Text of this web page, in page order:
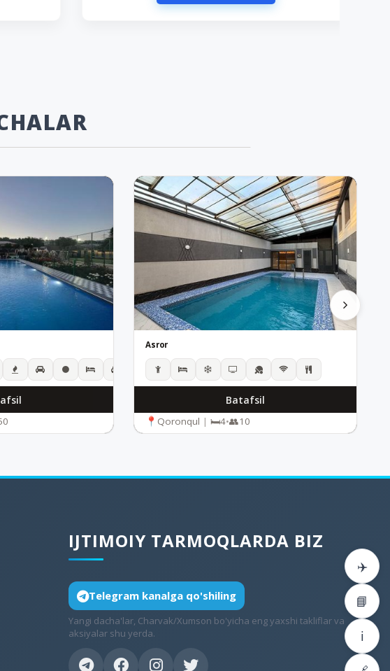
Asror
Batafsil
Qoronqul | 4• 10
IJTIMOIY TARMOQLARDA BIZ
Telegram kanalga qo'shiling
Yangi dacha'lar, Charvak/Xumson bo'yicha eng yaxshi takliflar va
aksiyalar shu yerda.
✈️
📘
ℹ️